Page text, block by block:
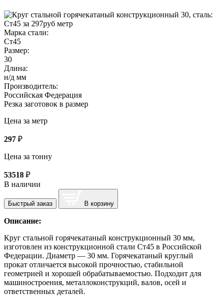
Марка стали:
Ст45
Размер:
30
Длина:
н/д мм
Производитель:
Российская Федерация
Резка заготовок в размер
Цена за метр
297 ₽
Цена за тонну
53518 ₽
В наличии
Быстрый заказ В корзину
Описание:
Круг стальной горячекатаный конструкционный 30 мм,
изготовлен из конструкционной стали Ст45 в Российской
Федерации. Диаметр — 30 мм. Горячекатаный круглый
прокат отличается высокой прочностью, стабильной
геометрией и хорошей обрабатываемостью. Подходит для
машиностроения, металлоконструкций, валов, осей и
ответственных деталей.